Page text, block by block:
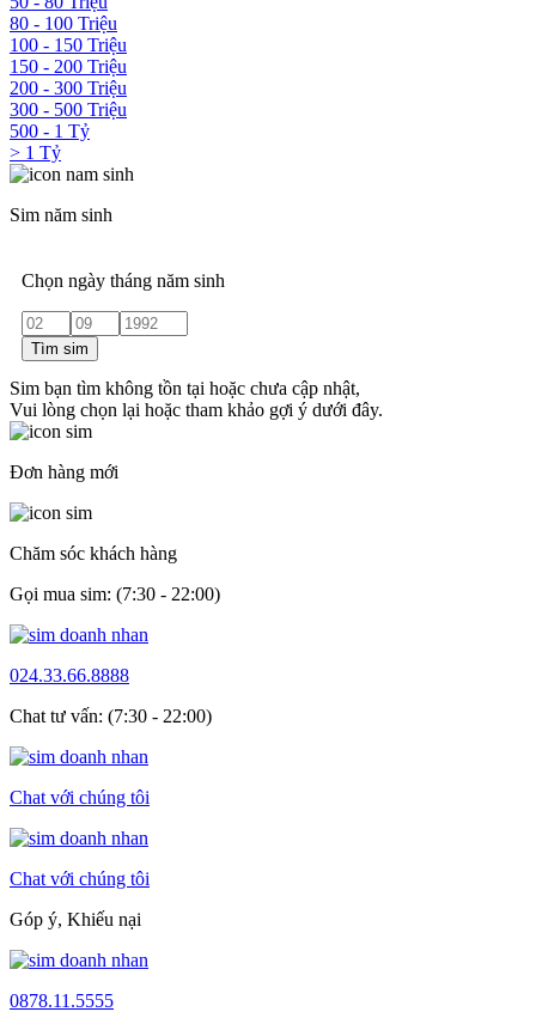
80 - 100 Triệu
100 - 150 Triệu
150 - 200 Triệu
200 - 300 Triệu
300 - 500 Triệu
500 - 1 Tỷ
> 1 Tỷ
Sim năm sinh
Chọn ngày tháng năm sinh
Tìm sim
Sim bạn tìm không tồn tại hoặc chưa cập nhật,
Vui lòng chọn lại hoặc tham khảo gợi ý dưới đây.
Đơn hàng mới
Chăm sóc khách hàng
Gọi mua sim: (7:30 - 22:00)
024.33.66.8888
Chat tư vấn: (7:30 - 22:00)
Chat với chúng tôi
Chat với chúng tôi
Góp ý, Khiếu nại
0878.11.5555